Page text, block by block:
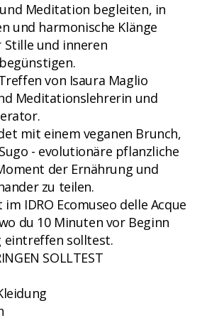
Meditation begleiten, in
und harmonische Klänge
Stille und inneren
von Isaura Maglio
Meditationslehrerin und
mit einem veganen Brunch,
- evolutionäre pflanzliche
der Ernährung und
zu teilen.
IDRO Ecomuseo delle Acque
du 10 Minuten vor Beginn
eintreffen solltest.
SOLLTEST